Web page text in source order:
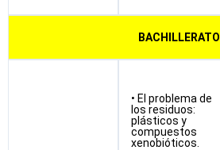
BACHILLERATO
• El problema de
los residuos:
plásticos y
compuestos
xenobióticos.